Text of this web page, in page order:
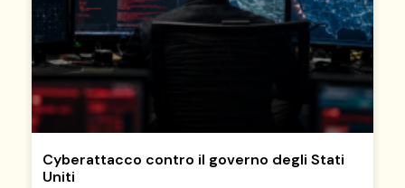
Cyberattacco contro il governo degli Stati
Uniti